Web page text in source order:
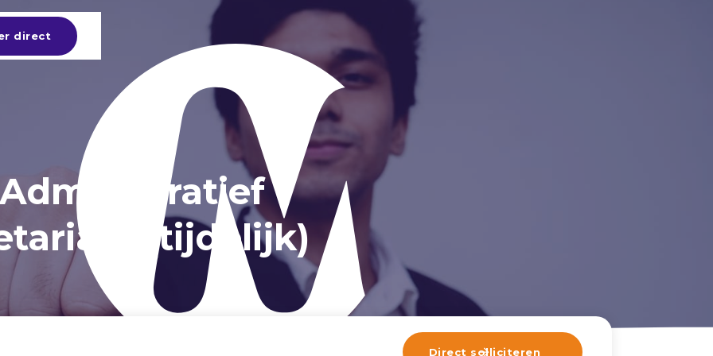
direct
(tijdelijk)
Direct solliciteren
